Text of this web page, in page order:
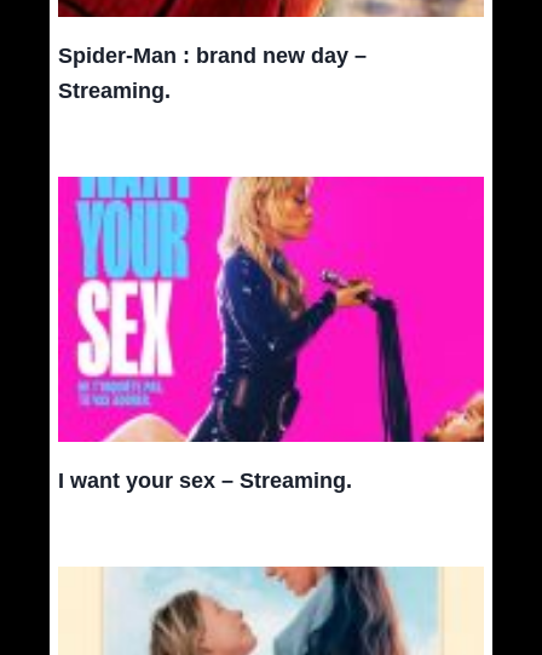
Spider-Man : brand new day –
Streaming.
I want your sex – Streaming.